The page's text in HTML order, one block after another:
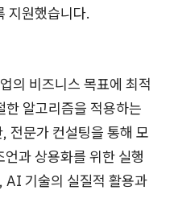
지원했습니다.
의 비즈니스 목표에 최적
알고리즘을 적용하는
전문가 컨설팅을 통해 모
과 상용화를 위한 실행
AI 기술의 실질적 활용과